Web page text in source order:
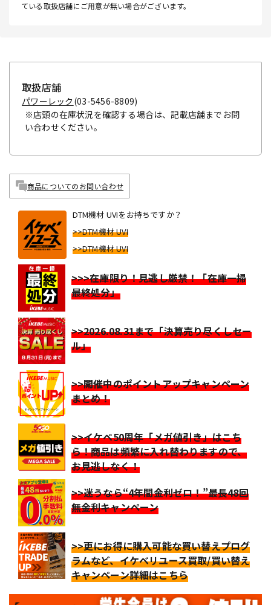
ている取扱店舗にご用意が無い場合がございます。
取扱店舗
パワーレック (03-5456-8809)
※店頭の在庫状況を確認する場合は、記載店舗までお問
い合わせください。
商品についてのお問い合わせ
DTM機材 UVIをお持ちですか？
>>DTM機材 UVI
>>DTM機材 UVI
>>>在庫限り！見逃し厳禁！「在庫一掃
最終処分」
>>2026.08.31まで「決算売り尽くしセー
ル」
>>開催中のポイントアップキャンペーン
まとめ！
>>イケベ50周年「メガ値引き」はこち
ら！商品は頻繁に入れ替わりますので、
お見逃しなく！
>>迷うなら“4年間金利ゼロ！”最長48回
無金利キャンペーン
>>更にお得に購入可能な買い替えプログ
ラムなど、イケベリユース買取/買い替え
キャンペーン詳細はこちら